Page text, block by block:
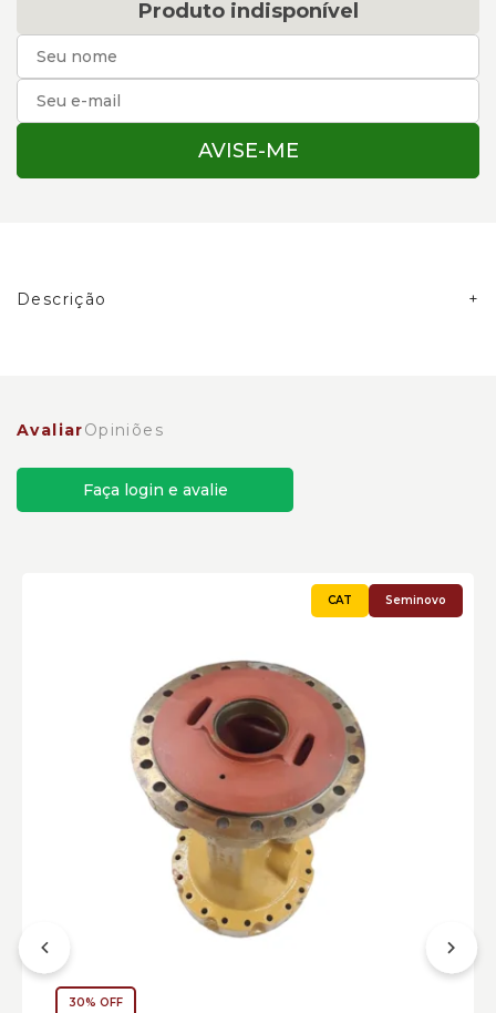
Produto indisponível
AVISE-ME
Descrição
AvaliarOpiniões
Faça login e avalie
Seminovo
30% OFF